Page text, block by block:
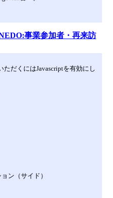
事業参加者・再来訪
だくにはJavascriptを有効にし
ン（サイド）